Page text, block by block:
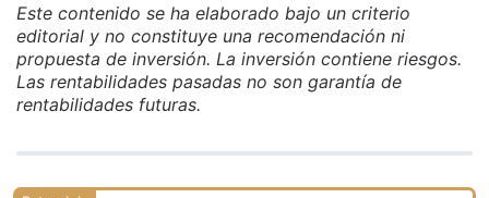
Este contenido se ha elaborado bajo un criterio
editorial y no constituye una recomendación ni
propuesta de inversión. La inversión contiene riesgos.
Las rentabilidades pasadas no son garantía de
rentabilidades futuras.